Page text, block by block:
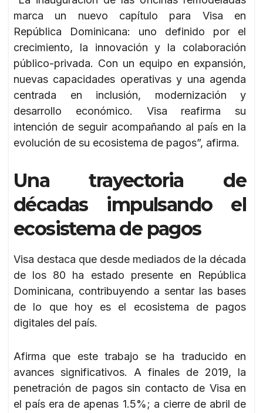
marca un nuevo capítulo para Visa en
República Dominicana: uno definido por el
crecimiento, la innovación y la colaboración
público-privada. Con un equipo en expansión,
nuevas capacidades operativas y una agenda
centrada en inclusión, modernización y
desarrollo económico. Visa reafirma su
intención de seguir acompañando al país en la
evolución de su ecosistema de pagos”, afirma.
Una trayectoria de
décadas impulsando el
ecosistema de pagos
Visa destaca que desde mediados de la década
de los 80 ha estado presente en República
Dominicana, contribuyendo a sentar las bases
de lo que hoy es el ecosistema de pagos
digitales del país.
Afirma que este trabajo se ha traducido en
avances significativos. A finales de 2019, la
penetración de pagos sin contacto de Visa en
el país era de apenas 1.5%; a cierre de abril de